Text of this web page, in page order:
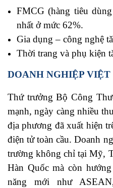
FMCG (hàng tiêu
nhất ở mức 62%.
Gia dụng – công nghệ
Thời trang và phụ kiện
DOANH NGHIỆP
Thứ trưởng Bộ Công
mạnh, ngày càng nhiều
địa phương đã xuất hiện
điện tử toàn cầu. Doanh
trường không chỉ tại Mỹ,
Hàn Quốc mà còn
năng mới như